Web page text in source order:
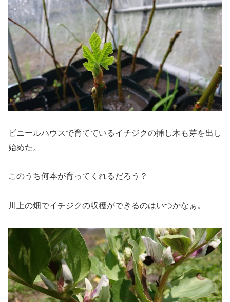
ビニールハウスで育てているイチジクの挿し木も芽を出し
始めた。
このうち何本が育ってくれるだろう？
川上の畑でイチジクの収穫ができるのはいつかなぁ。